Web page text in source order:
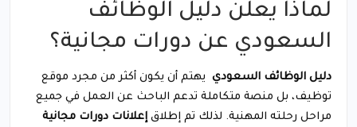
لماذا يعلن دليل الوظائف
السعودي عن دورات مجانية؟
دليل الوظائف السعودي يهتم أن يكون أكثر من مجرد موقع
توظيف، بل منصة متكاملة تدعم الباحث عن العمل في جميع
مراحل رحلته المهنية. لذلك تم إطلاق إعلانات دورات مجانية